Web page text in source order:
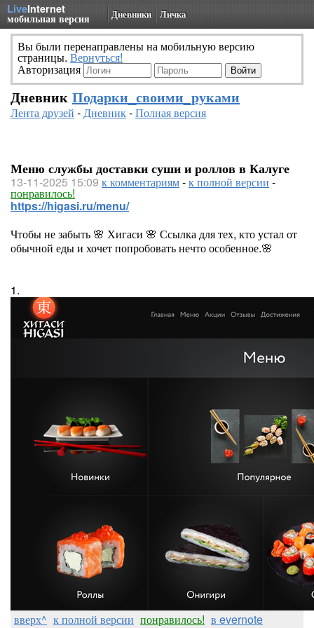
LiveInternet
мобильная версия Дневники Личка
Вы были перенаправлены на мобильную версию
страницы. Вернуться!
Авторизация
Дневник Подарки_своими_руками
Лента друзей -Дневник-Полная версия
Меню службы доставки суши и роллов в Калуге
13-11-2025 15:09 к комментариям-к полной версии -
понравилось!
https://higasi.ru/menu/
Чтобы не забыть 🌸 Хигаси 🌸 Ссылка для тех, кто устал от
обычной еды и хочет попробовать нечто особенное.🌸
1.
вверх^ к полной версии понравилось! в evernote